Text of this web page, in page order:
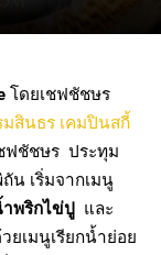
โดยเชฟชัชษร
มสินธร เคมปินสกี้
ฟชัชษร ประทุม
น เริ่มจากเมนู
ำพริกไข่ปู และ
ยเมนูเรียกน้ำย่อย